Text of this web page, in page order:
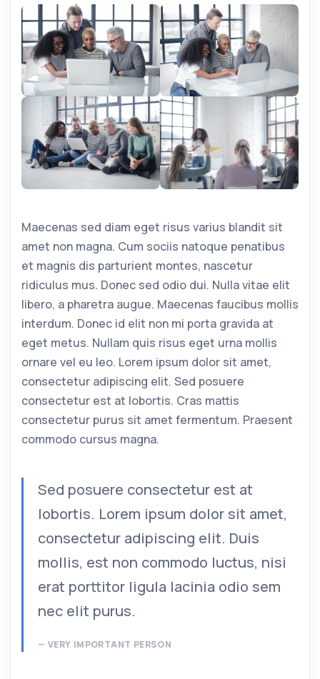
Maecenas sed diam eget risus varius blandit sit
amet non magna. Cum sociis natoque penatibus
et magnis dis parturient montes, nascetur
ridiculus mus. Donec sed odio dui. Nulla vitae elit
libero, a pharetra augue. Maecenas faucibus mollis
interdum. Donec id elit non mi porta gravida at
eget metus. Nullam quis risus eget urna mollis
ornare vel eu leo. Lorem ipsum dolor sit amet,
consectetur adipiscing elit. Sed posuere
consectetur est at lobortis. Cras mattis
consectetur purus sit amet fermentum. Praesent
commodo cursus magna.
Sed posuere consectetur est at
lobortis. Lorem ipsum dolor sit amet,
consectetur adipiscing elit. Duis
mollis, est non commodo luctus, nisi
erat porttitor ligula lacinia odio sem
nec elit purus.
VERY IMPORTANT PERSON